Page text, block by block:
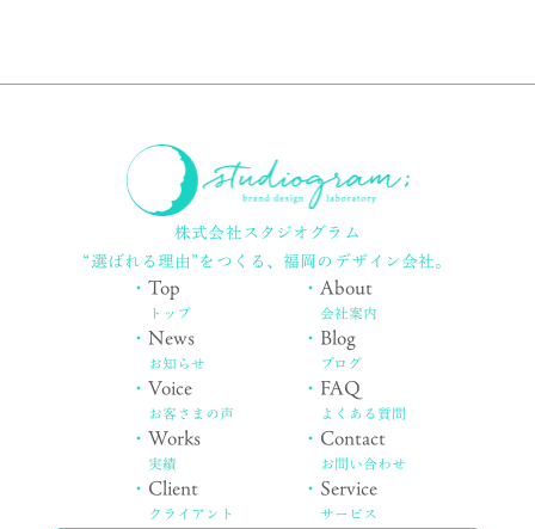
株式会社スタジオグラム
“選ばれる理由”をつくる、福岡のデザイン会社。
・Top
トップ
・News
お知らせ
・Voice
お客さまの声
・Works
実績
・ Client
クライアント
・About
会社案内
・ Blog
ブログ
・ FAQ
よくある質問
・ Contact
お問い合わせ
・ Service
サービス